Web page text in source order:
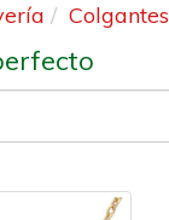
Colgantes